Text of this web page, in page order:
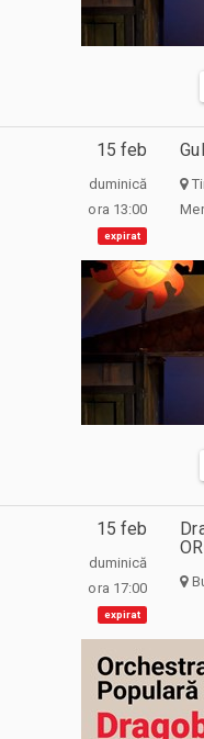
15 feb
duminică
ora 13:00
expirat
15 feb
duminică
ora 17:00
expirat